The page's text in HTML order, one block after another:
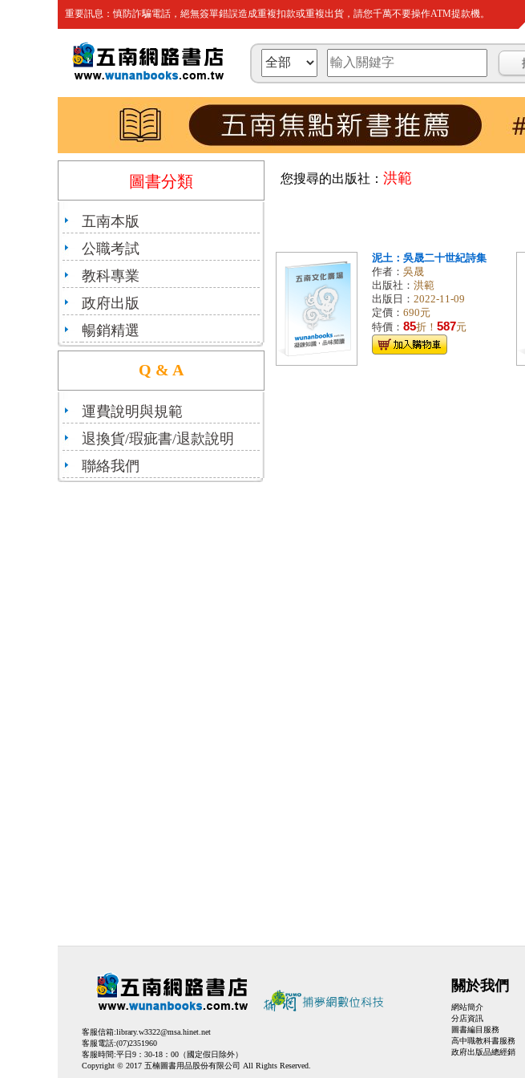
重要訊息：慎防詐騙電話，絕無簽單錯誤造成重複扣款或重複出貨，請您千萬不要操作ATM提款機。
圖書分類
五南本版
公職考試
教科專業
政府出版
暢銷精選
Q & A
運費說明與規範
退換貨/瑕疵書/退款說明
聯絡我們
您搜尋的出版社： 洪範
泥土：吳晟二十世紀詩集
作者： 吳晟
出版社： 洪範
出版日： 2022-11-09
定價： 690元
特價： 85折！ 587元
客服信箱:library.w3322@msa.hinet.net
客服電話:(07)2351960
客服時間:平日9：30-18：00（國定假日除外）
Copyright © 2017 五楠圖書用品股份有限公司 All Rights Reserved.
關於我們
網站簡介
分店資訊
圖書編目服務
高中職教科書服務
政府出版品總經銷